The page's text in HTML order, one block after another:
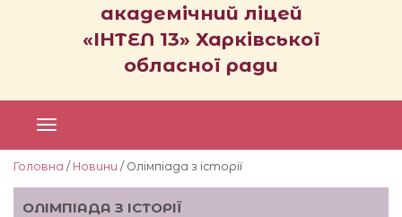
академічний ліцей
«ІНТЕЛ 13» Харківської
обласної ради
Головна / Новини / Олімпіада з історії
ОЛІМПІАДА З ІСТОРІЇ